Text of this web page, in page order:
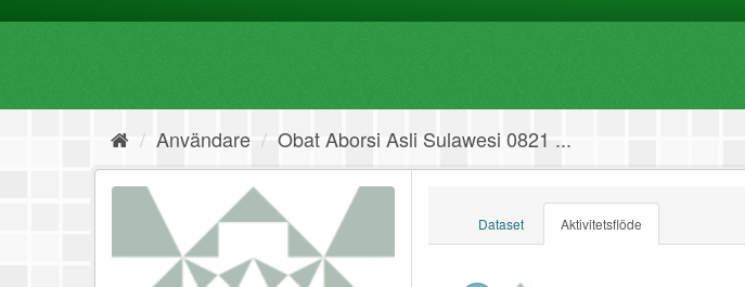
Användare Obat Aborsi Asli Sulawesi 0821 ...
Dataset Aktivitetsflöde